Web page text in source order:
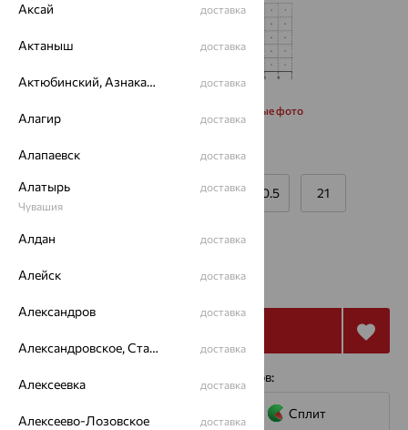
Запросить дополнительные фото
Размеры:
16 19.5 20.5 21
от 21 969 61 025₽
4 платежа по 5 492 с помощью сервисов:
Сплит
Аксай доставка
Актаныш доставка
Актюбинский, Азнакаевский район доставка
Алагир доставка
Алапаевск доставка
Алатырь
Чувашия
доставка
Алдан доставка
Алейск доставка
Александров доставка
Александровское, Ставропольский край доставка
Алексеевка доставка
Алексеево-Лозовское доставка